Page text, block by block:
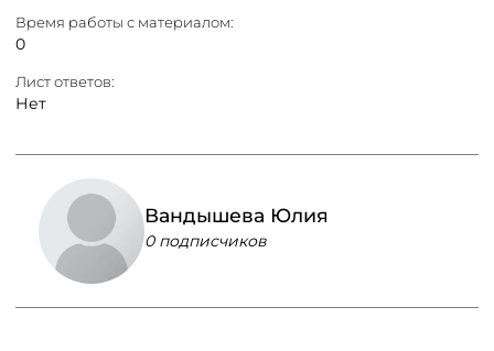
Время работы с материалом:
0
Лист ответов:
Нет
Вандышева Юлия
0 подписчиков